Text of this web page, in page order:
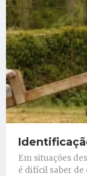
Em situações
é difícil saber de